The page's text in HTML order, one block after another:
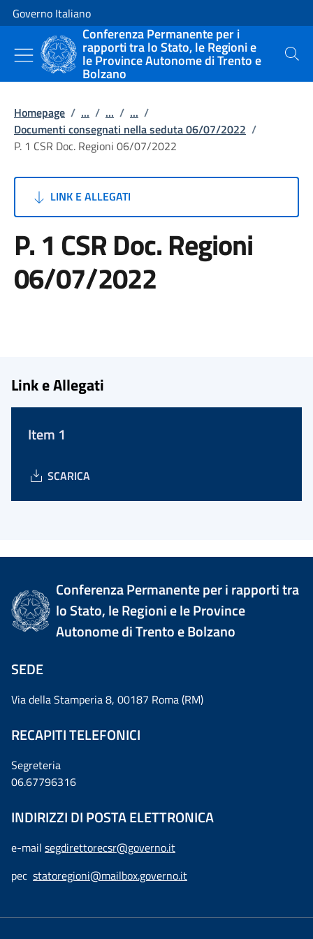
Vai al contenuto
Vai alla navigazione del sito
Governo Italiano
Conferenza Permanente per i
rapporti tra lo Stato, le Regioni e
le Province Autonome di Trento e
Bolzano
Cerca
Homepage / ... / ... / ... /
Documenti consegnati nella seduta 06/07/2022 /
P. 1 CSR Doc. Regioni 06/07/2022
LINK E ALLEGATI
P. 1 CSR Doc. Regioni
06/07/2022
Link e Allegati
Item 1
SCARICA
Conferenza Permanente per i rapporti tra
lo Stato, le Regioni e le Province
Autonome di Trento e Bolzano
SEDE
Via della Stamperia 8, 00187 Roma (RM)
RECAPITI TELEFONICI
Segreteria
06.67796316
INDIRIZZI DI POSTA ELETTRONICA
e-mail segdirettorecsr@governo.it
pec statoregioni@mailbox.governo.it